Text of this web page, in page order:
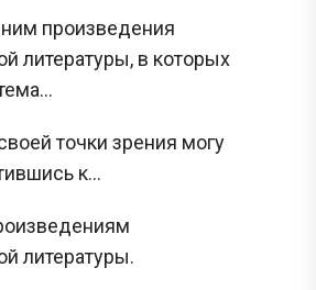
произведения
литературы, в которых
точки зрения могу
к...
литературы.